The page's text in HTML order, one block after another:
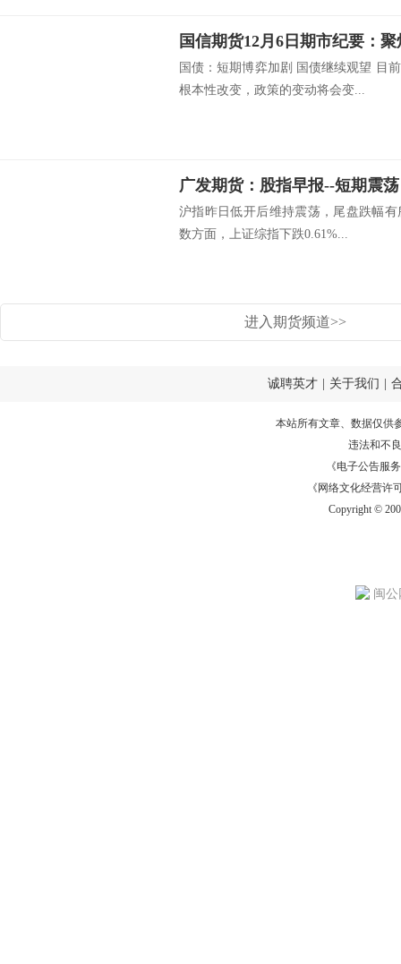
国信期货12月6日期市纪要：
国债：短期博弈加剧 国债继续观望 目
根本性改变，政策的变动将会变...
广发期货：股指早报--短期震
沪指昨日低开后维持震荡，尾盘跌幅
数方面，上证综指下跌0.61%...
进入期货频道>>
诚聘英才 关于我们
本站所有文章、数据仅供
违法和不
《电子公告服务
《网络文化经营许
Copyright ©
闽公